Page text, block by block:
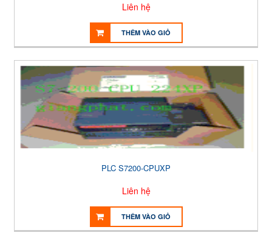
Liên hệ
THÊM VÀO GIỎ
PLC S7200-CPUXP
Liên hệ
THÊM VÀO GIỎ